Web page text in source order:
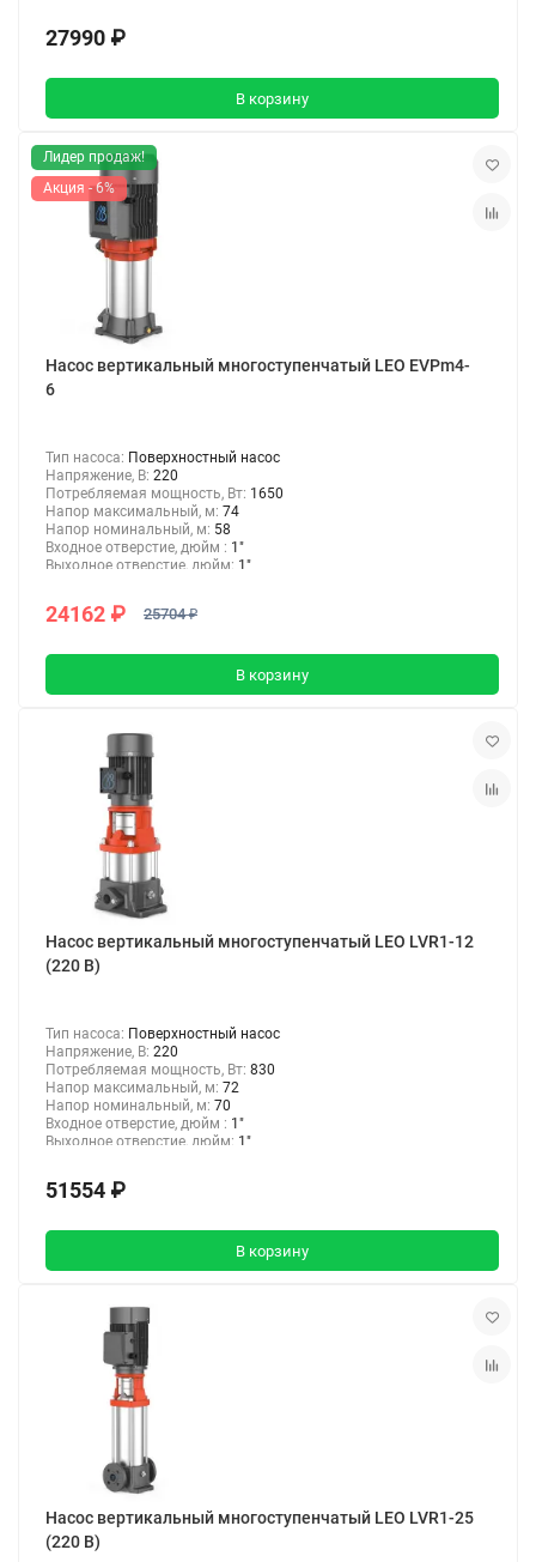
27990 ₽
В корзину
Лидер продаж!
Акция - 6%
Насос вертикальный многоступенчатый LEO EVPm4-
6
Тип насоса: Поверхностный насос
Напряжение, В: 220
Потребляемая мощность, Вт: 1650
Напор максимальный, м: 74
Напор номинальный, м: 58
Входное отверстие, дюйм : 1"
Выходное отверстие, дюйм: 1"
24162 ₽ 25704 ₽
В корзину
Насос вертикальный многоступенчатый LEO LVR1-12
(220 В)
Тип насоса: Поверхностный насос
Напряжение, В: 220
Потребляемая мощность, Вт: 830
Напор максимальный, м: 72
Напор номинальный, м: 70
Входное отверстие, дюйм : 1"
Выходное отверстие, дюйм: 1"
51554 ₽
В корзину
Насос вертикальный многоступенчатый LEO LVR1-25
(220 В)